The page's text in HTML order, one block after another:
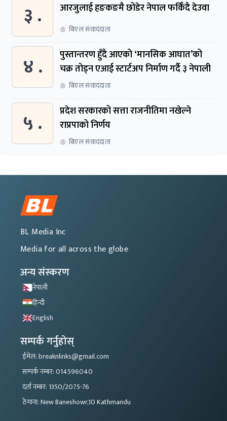
३ . आरजुलाई हङकङमै छोडेर नेपाल फर्किँदै देउवा
बिएल संवाददाता
४ .
पुस्तान्तरण हुँदै आएको ‘मानसिक आघात’को
चक्र तोड्न एआई स्टार्टअप निर्माण गर्दै ३ नेपाली
बिएल संवाददाता
५ .
प्रदेश सरकारको सत्ता राजनीतिमा नखेल्ने
राप्रपाको निर्णय
बिएल संवाददाता
BL Media Inc
Media for all across the globe
अन्य संस्करण
नेपाली
हिन्दी
English
सम्पर्क गर्नुहोस्
ईमेल: breaknlinks@gmail.com
सम्पर्क नम्बर: 014596040
दर्ता नम्बर: 1350/2075-76
ठेगाना: New Baneshowr,10 Kathmandu